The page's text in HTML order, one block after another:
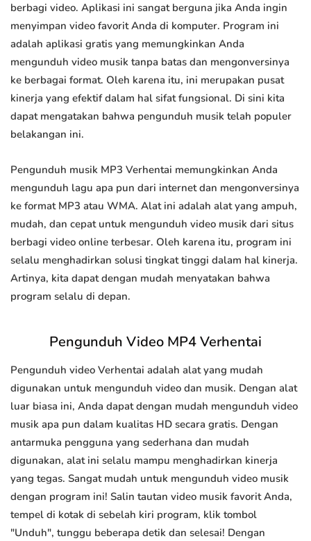
berbagi video. Aplikasi ini sangat berguna jika Anda ingin
menyimpan video favorit Anda di komputer. Program ini
adalah aplikasi gratis yang memungkinkan Anda
mengunduh video musik tanpa batas dan mengonversinya
ke berbagai format. Oleh karena itu, ini merupakan pusat
kinerja yang efektif dalam hal sifat fungsional. Di sini kita
dapat mengatakan bahwa pengunduh musik telah populer
belakangan ini.
Pengunduh musik MP3 Verhentai memungkinkan Anda
mengunduh lagu apa pun dari internet dan mengonversinya
ke format MP3 atau WMA. Alat ini adalah alat yang ampuh,
mudah, dan cepat untuk mengunduh video musik dari situs
berbagi video online terbesar. Oleh karena itu, program ini
selalu menghadirkan solusi tingkat tinggi dalam hal kinerja.
Artinya, kita dapat dengan mudah menyatakan bahwa
program selalu di depan.
Pengunduh Video MP4 Verhentai
Pengunduh video Verhentai adalah alat yang mudah
digunakan untuk mengunduh video dan musik. Dengan alat
luar biasa ini, Anda dapat dengan mudah mengunduh video
musik apa pun dalam kualitas HD secara gratis. Dengan
antarmuka pengguna yang sederhana dan mudah
digunakan, alat ini selalu mampu menghadirkan kinerja
yang tegas. Sangat mudah untuk mengunduh video musik
dengan program ini! Salin tautan video musik favorit Anda,
tempel di kotak di sebelah kiri program, klik tombol
"Unduh", tunggu beberapa detik dan selesai! Dengan